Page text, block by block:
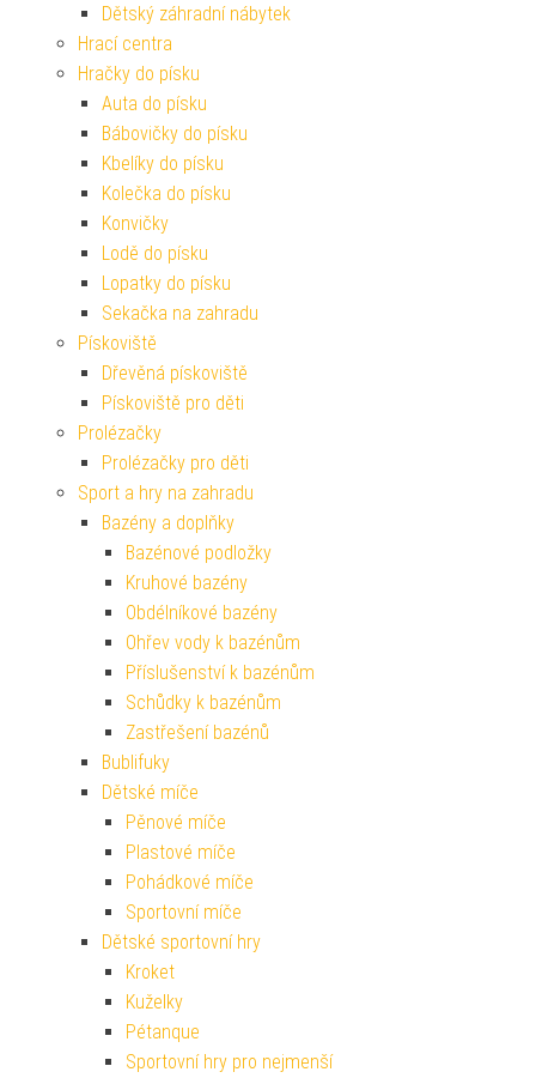
Dětský záhradní nábytek
Hrací centra
Hračky do písku
Auta do písku
Bábovičky do písku
Kbelíky do písku
Kolečka do písku
Konvičky
Lodě do písku
Lopatky do písku
Sekačka na zahradu
Pískoviště
Dřevěná pískoviště
Pískoviště pro děti
Prolézačky
Prolézačky pro děti
Sport a hry na zahradu
Bazény a doplňky
Bazénové podložky
Kruhové bazény
Obdélníkové bazény
Ohřev vody k bazénům
Příslušenství k bazénům
Schůdky k bazénům
Zastřešení bazénů
Bublifuky
Dětské míče
Pěnové míče
Plastové míče
Pohádkové míče
Sportovní míče
Dětské sportovní hry
Kroket
Kuželky
Pétanque
Sportovní hry pro nejmenší